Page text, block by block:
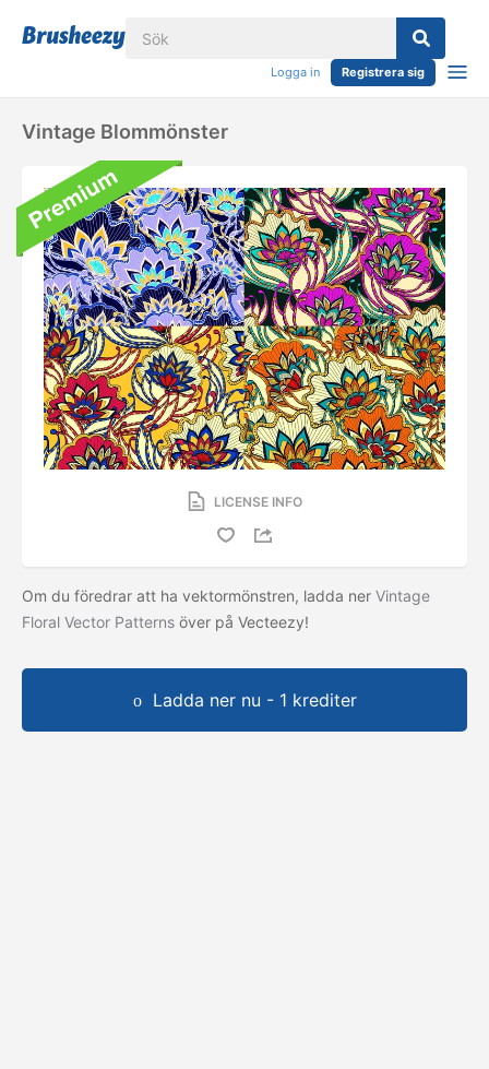
Logga in Registrera sig
Vintage Blommönster
LICENSE INFO
Om du föredrar att ha vektormönstren, ladda ner Vintage
Floral Vector Patterns över på Vecteezy!
Ladda ner nu - 1 krediter